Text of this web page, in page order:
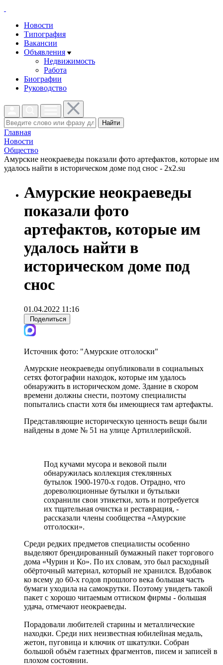
Новости
Типография
Вакансии
Объявления
Недвижимость
Работа
Биографии
Руководство
Найти
Главная
Новости
Общество
Амурские неокраеведы показали фото артефактов, которые им
удалось найти в историческом доме под снос - 2x2.su
Амурские неокраеведы
показали фото
артефактов, которые им
удалось найти в
историческом доме под
снос
01.04.2022 11:16
Поделиться
Источник фото: "Амурские отголоски"
Амурские неокраеведы опубликовали в социальных
сетях фотографии находок, которые им удалось
обнаружить в историческом доме. Здание в скором
времени должны снести, поэтому специалисты
попытались спасти хотя бы имеющиеся там артефакты.
Представляющие историческую ценность вещи были
найдены в доме № 51 на улице Артиллерийской.
Под кучами мусора и вековой пыли
обнаружилась коллекция стеклянных
бутылок 1900-1970-х годов. Отрадно, что
дореволюционные бутылки и бутыльки
сохранили свои этикетки, хоть и потребуется
их тщательная очистка и реставрация, -
рассказали члены сообщества «Амурские
отголоски».
Среди редких предметов специалисты особенно
выделяют брендированный бумажный пакет торгового
дома «Чурин и Ко». По их словам, это был расходный
обёрточный материал, который не хранился. Вдобавок
ко всему до 60-х годов прошлого века большая часть
бумаги уходила на самокрутки. Поэтому увидеть такой
пакет с хорошо читаемым оттиском фирмы - большая
удача, отмечают неокраеведы.
Порадовали любителей старины и металлические
находки. Среди них неизвестная юбилейная медаль,
жетон, пуговица и ключик от шкатулки. Собран
большой объём газетных фрагментов, писем и записей в
плохом состоянии.